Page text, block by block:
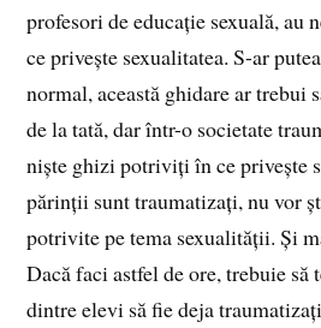
profesori de educație sexuală, au
ce privește sexualitatea. S-ar
normal, această ghidare ar trebui
de la tată, dar într-o societate
niște ghizi potriviți în ce privește
părinții sunt traumatizați, nu vor
potrivite pe tema sexualității. Și
Dacă faci astfel de ore, trebuie să
dintre elevi să fie deja